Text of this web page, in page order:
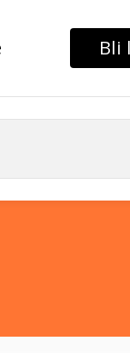
Bli